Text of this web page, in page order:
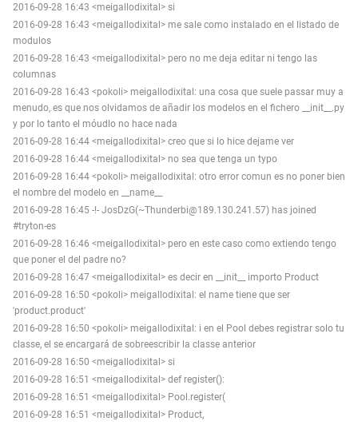
2016-09-28 16:43 <meigallodixital> si
2016-09-28 16:43 <meigallodixital> me sale como instalado en el listado de
modulos
2016-09-28 16:43 <meigallodixital> pero no me deja editar ni tengo las
columnas
2016-09-28 16:43 <pokoli> meigallodixital: una cosa que suele passar muy a
menudo, es que nos olvidamos de añadir los modelos en el fichero __init__.py
y por lo tanto el móudlo no hace nada
2016-09-28 16:44 <meigallodixital> creo que si lo hice dejame ver
2016-09-28 16:44 <meigallodixital> no sea que tenga un typo
2016-09-28 16:44 <pokoli> meigallodixital: otro error comun es no poner bien
el nombre del modelo en __name__
2016-09-28 16:45 -!- JosDzG(~Thunderbi@189.130.241.57) has joined
#tryton-es
2016-09-28 16:46 <meigallodixital> pero en este caso como extiendo tengo
que poner el del padre no?
2016-09-28 16:47 <meigallodixital> es decir en __init__ importo Product
2016-09-28 16:50 <pokoli> meigallodixital: el name tiene que ser
'product.product'
2016-09-28 16:50 <pokoli> meigallodixital: i en el Pool debes registrar solo tu
classe, el se encargará de sobreescribir la classe anterior
2016-09-28 16:50 <meigallodixital> si
2016-09-28 16:51 <meigallodixital> def register():
2016-09-28 16:51 <meigallodixital> Pool.register(
2016-09-28 16:51 <meigallodixital> Product,